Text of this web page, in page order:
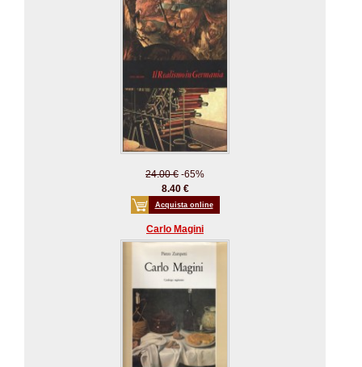
24.00 € -65%
8.40 €
Acquista online
Carlo Magini